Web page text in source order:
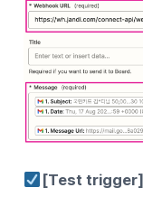
[Test trigger]